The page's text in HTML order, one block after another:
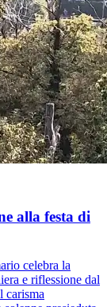
alla festa di
celebra la
e riflessione dal
carisma